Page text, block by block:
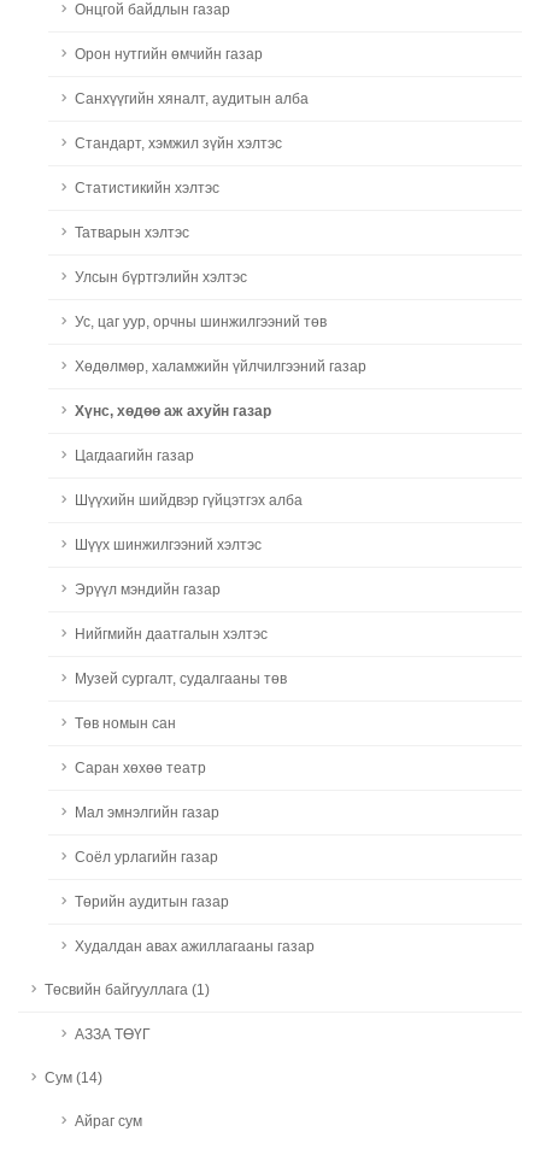
Онцгой байдлын газар
Орон нутгийн өмчийн газар
Санхүүгийн хяналт, аудитын алба
Стандарт, хэмжил зүйн хэлтэс
Статистикийн хэлтэс
Татварын хэлтэс
Улсын бүртгэлийн хэлтэс
Ус, цаг уур, орчны шинжилгээний төв
Хөдөлмөр, халамжийн үйлчилгээний газар
Хүнс, хөдөө аж ахуйн газар
Цагдаагийн газар
Шүүхийн шийдвэр гүйцэтгэх алба
Шүүх шинжилгээний хэлтэс
Эрүүл мэндийн газар
Нийгмийн даатгалын хэлтэс
Музей сургалт, судалгааны төв
Төв номын сан
Саран хөхөө театр
Мал эмнэлгийн газар
Соёл урлагийн газар
Төрийн аудитын газар
Худалдан авах ажиллагааны газар
Төсвийн байгууллага (1)
АЗЗА ТӨҮГ
Сум (14)
Айраг сум